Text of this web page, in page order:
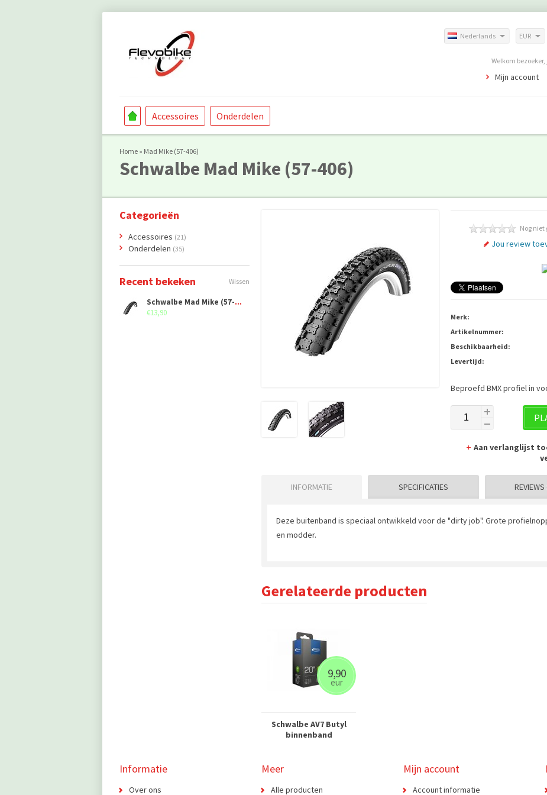
EUR
Nederlands
Welkom
Mijn account
Accessoires Onderdelen
Home » Mad Mike (57-406)
Schwalbe Mad Mike (57-406)
Nog
Jou review
Merk:
Artikelnummer:
Beschikbaarheid:
Levertijd:
Beproefd BMX profiel in
Aan verlanglijst
INFORMATIE SPECIFICATIES REVIEWS
Deze buitenband is speciaal ontwikkeld voor de "dirty job". Grote
en modder.
Gerelateerde producten
9,90
eur
Schwalbe AV7 Butyl
binnenband
Categorieën
Accessoires (21)
Onderdelen (35)
Recent bekeken Wissen
Schwalbe Mad Mike (57-406)
€13,90
Informatie
Over ons
Meer
Alle producten
Mijn account
Account informatie